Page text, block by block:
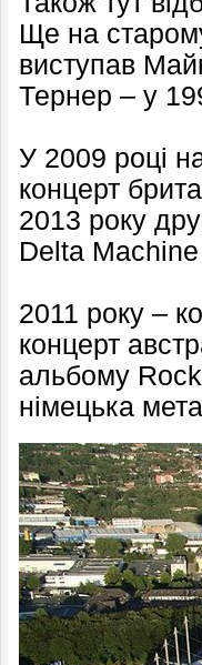
Ще на
виступав
Тернер – у
У 2009 році
концерт
2013 року
Delta Machine
2011 року –
концерт
альбому
німецька